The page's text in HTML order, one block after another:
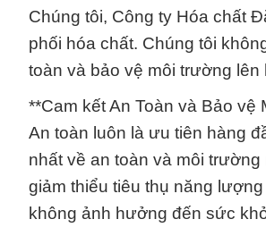
Chúng tôi, Công ty Hóa chất
phối hóa chất. Chúng tôi
toàn và bảo vệ môi trường lên
**Cam kết An Toàn và Bảo vệ
An toàn luôn là ưu tiên hàng
nhất về an toàn và môi
giảm thiểu tiêu thụ năng
không ảnh hưởng đến sức